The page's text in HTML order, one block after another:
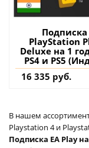
Подписка
PlayStation
Deluxe на 1
PS4 и PS5
купить
16 335 руб.
В нашем
Playstation 4 и
Подписка EA Play